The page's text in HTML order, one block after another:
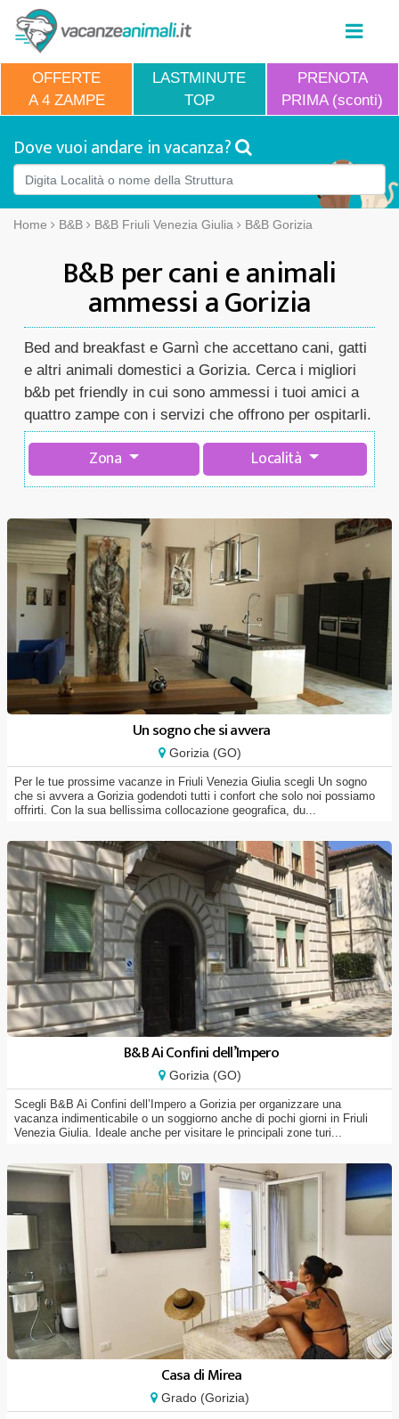
OFFERTE
A 4 ZAMPE
LASTMINUTE
TOP
PRENOTA
PRIMA (sconti)
Dove vuoi andare in vacanza?
Home B&B B&B Friuli Venezia Giulia B&B Gorizia
B&B per cani e animali
ammessi a Gorizia
Bed and breakfast e Garnì che accettano cani, gatti
e altri animali domestici a Gorizia. Cerca i migliori
b&b pet friendly in cui sono ammessi i tuoi amici a
quattro zampe con i servizi che offrono per ospitarli.
Zona Località
Un sogno che si avvera
Gorizia (GO)
Per le tue prossime vacanze in Friuli Venezia Giulia scegli Un sogno
che si avvera a Gorizia godendoti tutti i confort che solo noi possiamo
offrirti. Con la sua bellissima collocazione geografica, du...
B&B Ai Confini dell’Impero
Gorizia (GO)
Scegli B&B Ai Confini dell’Impero a Gorizia per organizzare una
vacanza indimenticabile o un soggiorno anche di pochi giorni in Friuli
Venezia Giulia. Ideale anche per visitare le principali zone turi...
Casa di Mirea
Grado (Gorizia)